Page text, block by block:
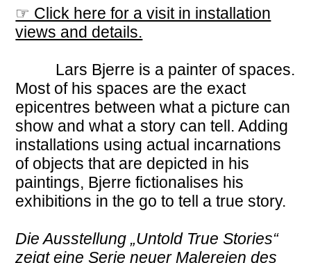
☞ Click here for a visit in installation
views and details.
Lars Bjerre is a painter of spaces.
Most of his spaces are the exact
epicentres between what a picture can
show and what a story can tell. Adding
installations using actual incarnations
of objects that are depicted in his
paintings, Bjerre fictionalises his
exhibitions in the go to tell a true story.
Die Ausstellung „Untold True Stories“
zeigt eine Serie neuer Malereien des